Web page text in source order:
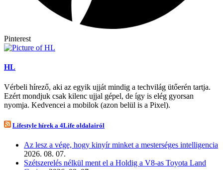
Pinterest
HL
Vérbeli hírező, aki az egyik ujját mindig a techvilág ütőerén tartja.
Ezért mondjuk csak kilenc ujjal gépel, de így is elég gyorsan
nyomja. Kedvencei a mobilok (azon belül is a Pixel).
Lifestyle hírek a 4Life oldalairól
Az lesz a vége, hogy kinyír minket a mesterséges intelligencia
2026. 08. 07.
Szétszerelés nélkül ment el a Holdig a V8-as Toyota Land